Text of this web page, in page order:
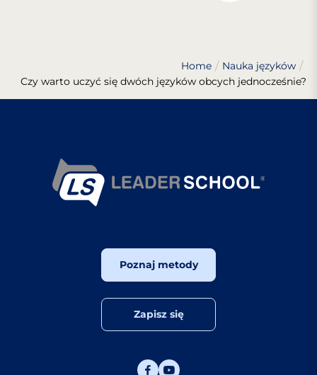
Home
Nauka języków
Czy warto uczyć się dwóch języków obcych jednocześnie?
Poznaj metody
Zapisz się